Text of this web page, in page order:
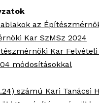
az
Kar SzMSz 2024
Kar
módosításokkal
számú Kari Tanácsi